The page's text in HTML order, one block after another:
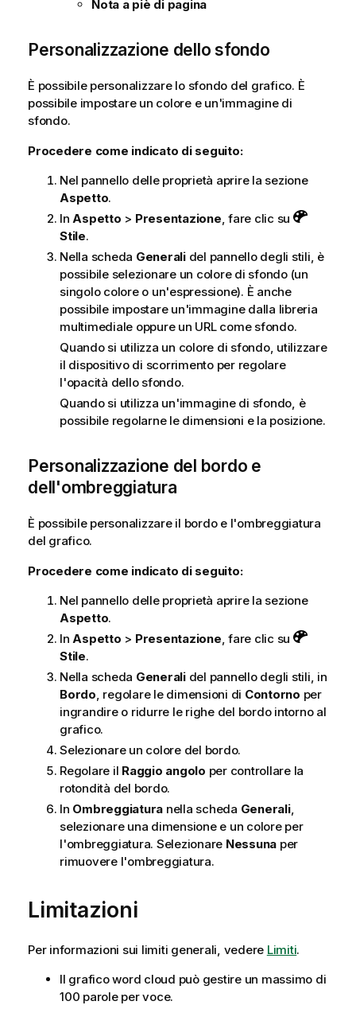
Nota a piè di pagina
Personalizzazione dello sfondo
È possibile personalizzare lo sfondo del grafico. È
possibile impostare un colore e un'immagine di
sfondo.
Procedere come indicato di seguito:
Nel pannello delle proprietà aprire la sezione
Aspetto.
InAspetto > Presentazione, fare clic su
Stile.
Nella scheda Generalidel pannello degli stili, è
possibile selezionare un colore di sfondo (un
singolo colore o un'espressione). È anche
possibile impostare un'immagine dalla libreria
multimediale oppure un URL come sfondo.
Quando si utilizza un colore di sfondo, utilizzare
il dispositivo di scorrimento per regolare
l'opacità dello sfondo.
Quando si utilizza un'immagine di sfondo, è
possibile regolarne le dimensioni e la posizione.
Personalizzazione del bordo e
dell'ombreggiatura
È possibile personalizzare il bordo e l'ombreggiatura
del grafico.
Procedere come indicato di seguito:
Nel pannello delle proprietà aprire la sezione
Aspetto.
InAspetto > Presentazione, fare clic su
Stile.
Nella scheda Generalidel pannello degli stili, in
Bordo, regolare le dimensioni di Contorno per
ingrandire o ridurre le righe del bordo intorno al
grafico.
Selezionare un colore del bordo.
Regolare il Raggio angolo per controllare la
rotondità del bordo.
In Ombreggiatura nella scheda Generali,
selezionare una dimensione e un colore per
l'ombreggiatura. Selezionare Nessuna per
rimuovere l'ombreggiatura.
Limitazioni
Per informazioni sui limiti generali, vedere Limiti.
Il grafico word cloud può gestire un massimo di
100 parole per voce.